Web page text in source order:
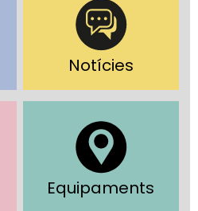
Notícies
Equipaments